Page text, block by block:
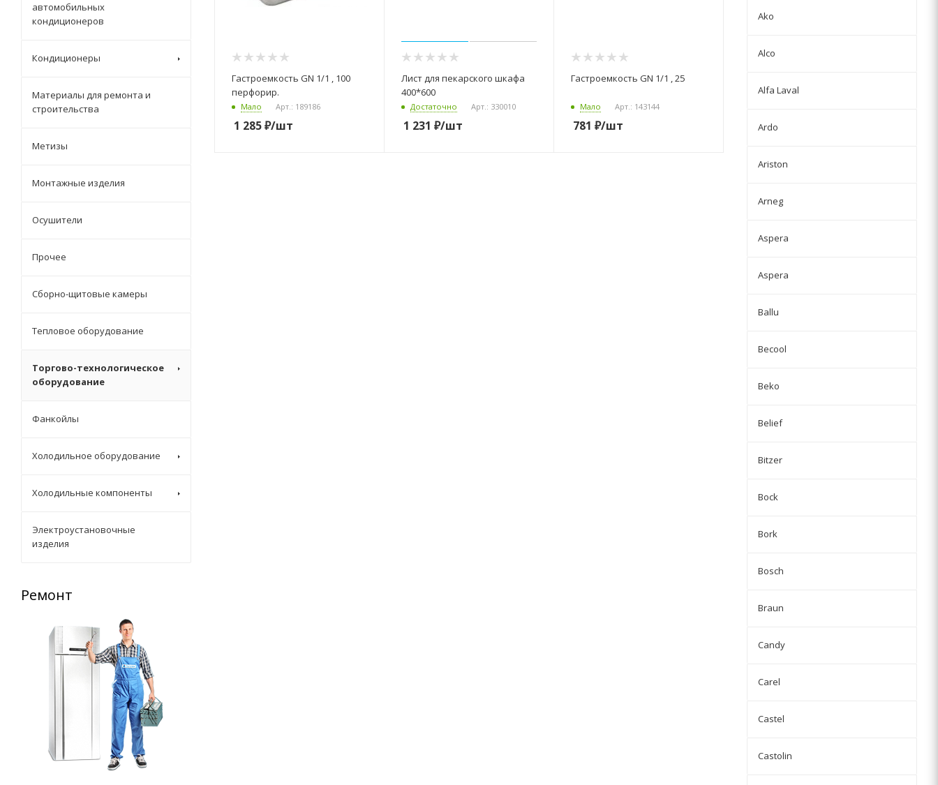
Гастроемкость GN 1/1 , 100
перфорир.
Мало Арт.: 189186
1 285₽/шт
Лист для пекарского шкафа
400*600
Достаточно Арт.: 330010
1 231 ₽/шт
Гастроемкость GN 1/1 , 25
Мало Арт.: 143144
781 ₽/шт
автомобильных
кондиционеров
Кондиционеры
Материалы для ремонта и
строительства
Метизы
Монтажные изделия
Осушители
Прочее
Сборно-щитовые камеры
Тепловое оборудование
Торгово-технологическое
оборудование
Фанкойлы
Холодильное оборудование
Холодильные компоненты
Электроустановочные
изделия
Ремонт
Ako
Alco
Alfa Laval
Ardo
Ariston
Arneg
Aspera
Aspera
Ballu
Becool
Beko
Belief
Bitzer
Bock
Bork
Bosch
Braun
Candy
Carel
Castel
Castolin